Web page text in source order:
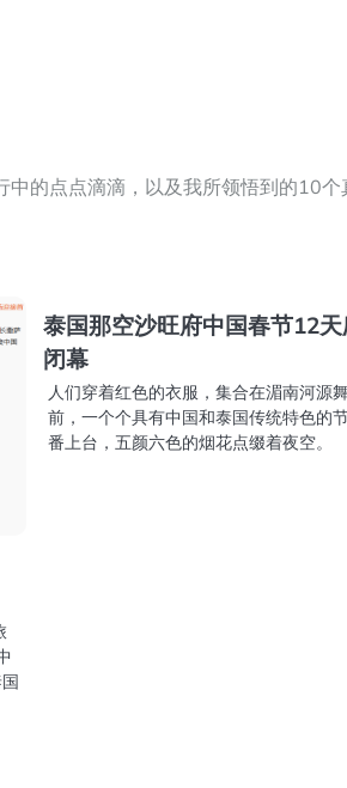
中的点点滴滴，以及我所领悟到的10个
泰国那空沙旺府中国春节12
闭幕
人们穿着红色的衣服，集合在湄南河源
前，一个个具有中国和泰国传统特色的
番上台，五颜六色的烟花点缀着夜空。